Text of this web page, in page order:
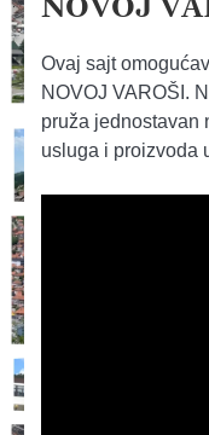
NOVOJ
Ovaj sajt
NOVOJ VAROŠI.
pruža jednostavan
usluga i proizvoda